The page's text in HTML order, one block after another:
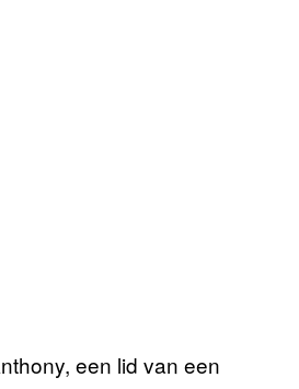
een lid van een